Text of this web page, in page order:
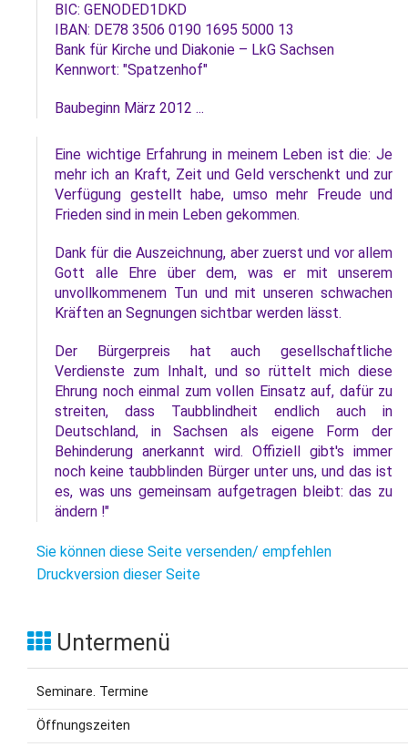
BIC: GENODED1DKD
IBAN: DE78 3506 0190 1695 5000 13
Bank für Kirche und Diakonie – LkG Sachsen
Kennwort: "Spatzenhof"
Baubeginn März 2012 ...
Eine wichtige Erfahrung in meinem Leben ist die: Je
mehr ich an Kraft, Zeit und Geld verschenkt und zur
Verfügung gestellt habe, umso mehr Freude und
Frieden sind in mein Leben gekommen.
Dank für die Auszeichnung, aber zuerst und vor allem
Gott alle Ehre über dem, was er mit unserem
unvollkommenem Tun und mit unseren schwachen
Kräften an Segnungen sichtbar werden lässt.
Der Bürgerpreis hat auch gesellschaftliche
Verdienste zum Inhalt, und so rüttelt mich diese
Ehrung noch einmal zum vollen Einsatz auf, dafür zu
streiten, dass Taubblindheit endlich auch in
Deutschland, in Sachsen als eigene Form der
Behinderung anerkannt wird. Offiziell gibt's immer
noch keine taubblinden Bürger unter uns, und das ist
es, was uns gemeinsam aufgetragen bleibt: das zu
ändern !"
Sie können diese Seite versenden/ empfehlen
Druckversion dieser Seite
Untermenü
Seminare. Termine
Öffnungszeiten